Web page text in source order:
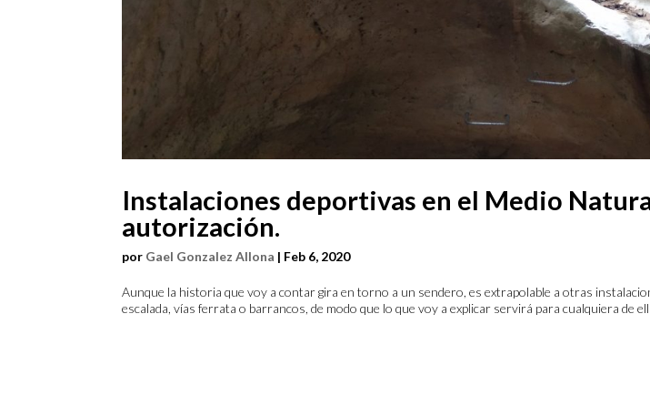
Instalaciones deportivas en el Medio
autorización.
por Gael Gonzalez Allona | Feb 6, 2020
Aunque la historia que voy a contar gira en torno a un sendero, es extrapolable a otras
escalada, vías ferrata o barrancos, de modo que lo que voy a explicar servirá para cualquiera de